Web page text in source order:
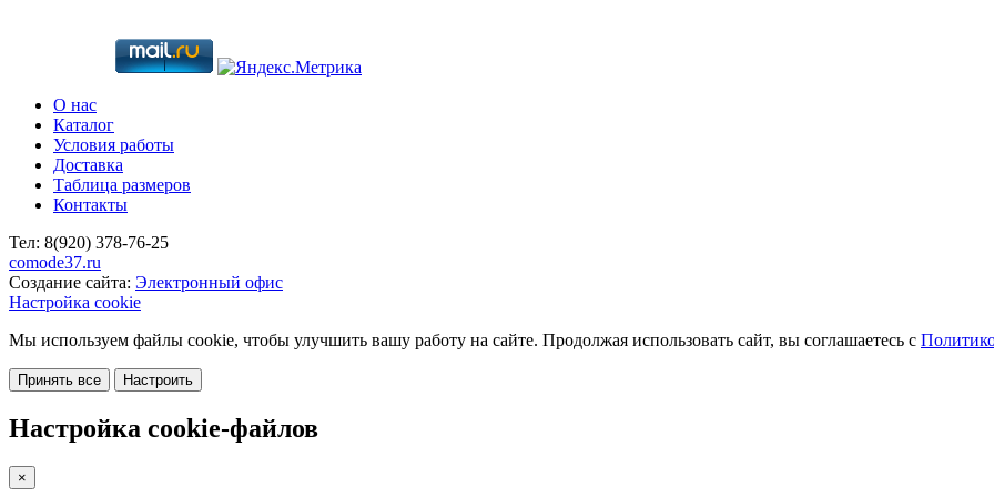
О нас
Каталог
Условия работы
Доставка
Таблица размеров
Контакты
Тел: 8(920) 378-76-25
comode37.ru
Создание сайта: Электронный офис
Настройка cookie
Мы используем файлы cookie, чтобы улучшить вашу работу на сайте. Продолжая использовать сайт, вы соглашаетесь с
Принять все Настроить
Настройка cookie-файлов
×